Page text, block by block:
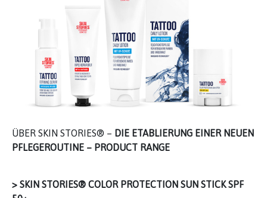
ÜBER SKIN STORIES® – DIE ETABLIERUNG EINER NEUEN
PFLEGEROUTINE – PRODUCT RANGE
> SKIN STORIES® COLOR PROTECTION SUN STICK SPF